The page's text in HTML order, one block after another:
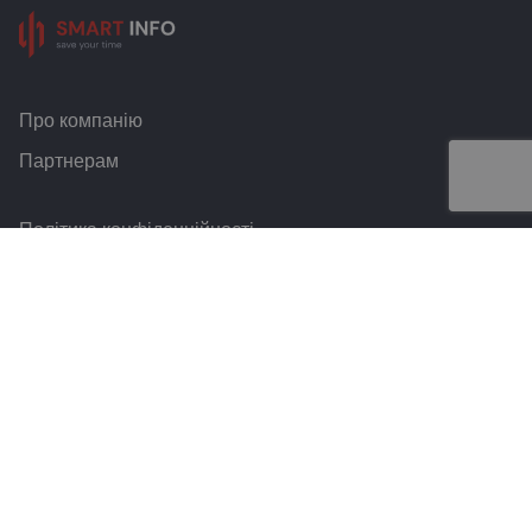
Про компанію
Партнерам
Політика конфіденційності